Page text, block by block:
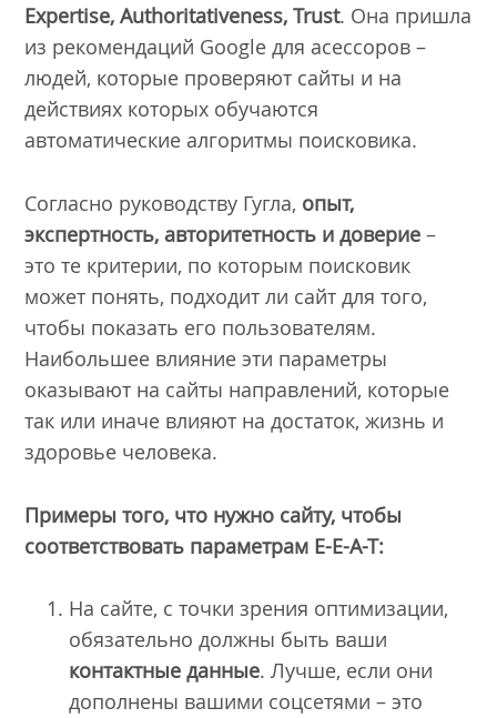
Expertise, Authoritativeness, Trust. Она пришла
из рекомендаций Google для асессоров –
людей, которые проверяют сайты и на
действиях которых обучаются
автоматические алгоритмы поисковика.
Согласно руководству Гугла, опыт,
экспертность, авторитетность и доверие –
это те критерии, по которым поисковик
может понять, подходит ли сайт для того,
чтобы показать его пользователям.
Наибольшее влияние эти параметры
оказывают на сайты направлений, которые
так или иначе влияют на достаток, жизнь и
здоровье человека.
Примеры того, что нужно сайту, чтобы
соответствовать параметрам E-E-A-T:
На сайте, с точки зрения оптимизации,
обязательно должны быть ваши
контактные данные. Лучше, если они
дополнены вашими соцсетями – это